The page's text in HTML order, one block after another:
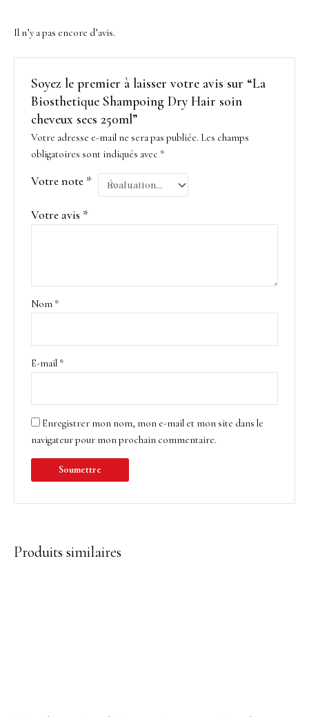
Il n’y a pas encore d’avis.
Soyez le premier à laisser votre avis sur “La
Biosthetique Shampoing Dry Hair soin
cheveux secs 250ml”
Votre adresse e-mail ne sera pas publiée. Les champs
obligatoires sont indiqués avec *
Votre note *
Votre avis *
Nom *
E-mail *
Enregistrer mon nom, mon e-mail et mon site dans le
navigateur pour mon prochain commentaire.
Produits similaires